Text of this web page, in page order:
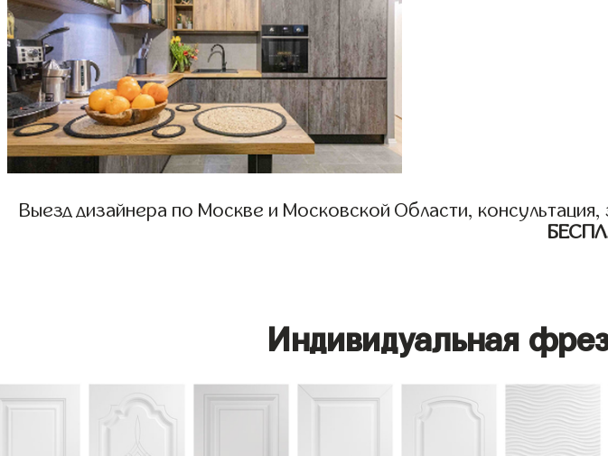
Выезд дизайнера по Москве и Московской Области,
Индивидуальная